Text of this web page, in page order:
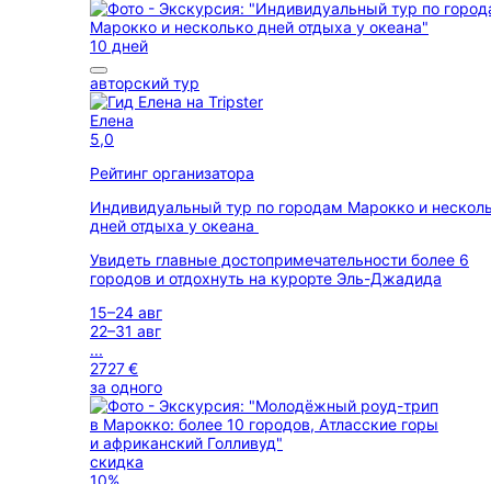
10 дней
авторский тур
Елена
5,0
Рейтинг организатора
Индивидуальный тур по городам Марокко и
дней отдыха у океана
Увидеть главные достопримечательности более 6
городов и отдохнуть на курорте Эль-Джадида
15–24 авг
22–31 авг
...
2727 €
за одного
скидка
10%